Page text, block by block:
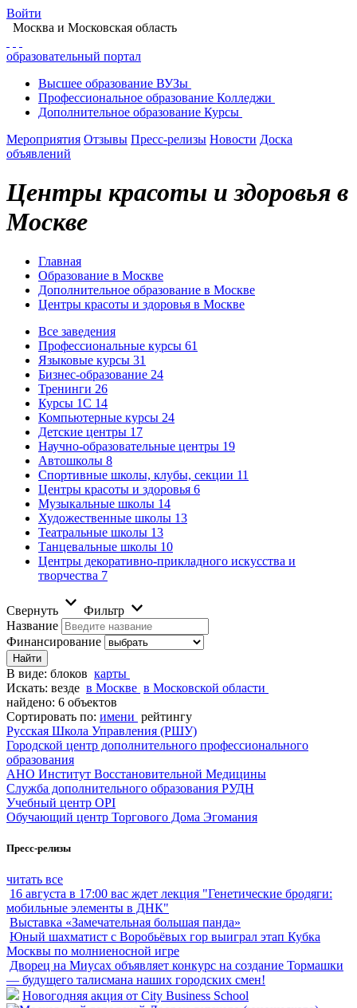
Войти
Москва и Московская область
образовательный портал
Высшее образование ВУЗы
Профессиональное образование Колледжи
Дополнительное образование Курсы
Мероприятия Отзывы Пресс-релизы Новости Доска
объявлений
Центры красоты и здоровья в
Москве
Главная
Образование в Москве
Дополнительное образование в Москве
Центры красоты и здоровья в Москве
Все заведения
Профессиональные курсы 61
Языковые курсы 31
Бизнес-образование 24
Тренинги 26
Курсы 1С 14
Компьютерные курсы 24
Детские центры 17
Научно-образовательные центры 19
Автошколы 8
Спортивные школы, клубы, секции 11
Центры красоты и здоровья 6
Музыкальные школы 14
Художественные школы 13
Театральные школы 13
Танцевальные школы 10
Центры декоративно-прикладного искусства и
творчества 7
Свернуть
Фильтр
Название
Финансирование
В виде: блоков карты
Искать: везде в Москве в Московской области
найдено: 6 объектов
Сортировать по: имени рейтингу
Русская Школа Управления (РШУ)
Городской центр дополнительного профессионального
образования
АНО Институт Восстановительной Медицины
Служба дополнительного образования РУДН
Учебный центр OPI
Обучающий центр Торгового Дома Эгомания
Пресс-релизы
читать все
16 августа в 17:00 вас ждет лекция "Генетические бродяги:
мобильные элементы в ДНК"
Выставка «Замечательная большая панда»
Юный шахматист с Воробьёвых гор выиграл этап Кубка
Москвы по молниеносной игре
Дворец на Миусах объявляет конкурс на создание Тормашки
— будущего талисмана наших городских смен!
Новогодняя акция от City Business School